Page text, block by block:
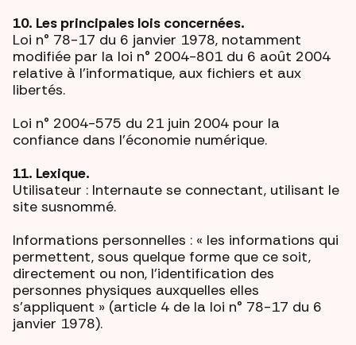
10. Les principales lois concernées.
Loi n° 78-17 du 6 janvier 1978, notamment
modifiée par la loi n° 2004-801 du 6 août 2004
relative à l'informatique, aux fichiers et aux
libertés.
Loi n° 2004-575 du 21 juin 2004 pour la
confiance dans l'économie numérique.
11. Lexique.
Utilisateur : Internaute se connectant, utilisant le
site susnommé.
Informations personnelles : « les informations qui
permettent, sous quelque forme que ce soit,
directement ou non, l'identification des
personnes physiques auxquelles elles
s'appliquent » (article 4 de la loi n° 78-17 du 6
janvier 1978).